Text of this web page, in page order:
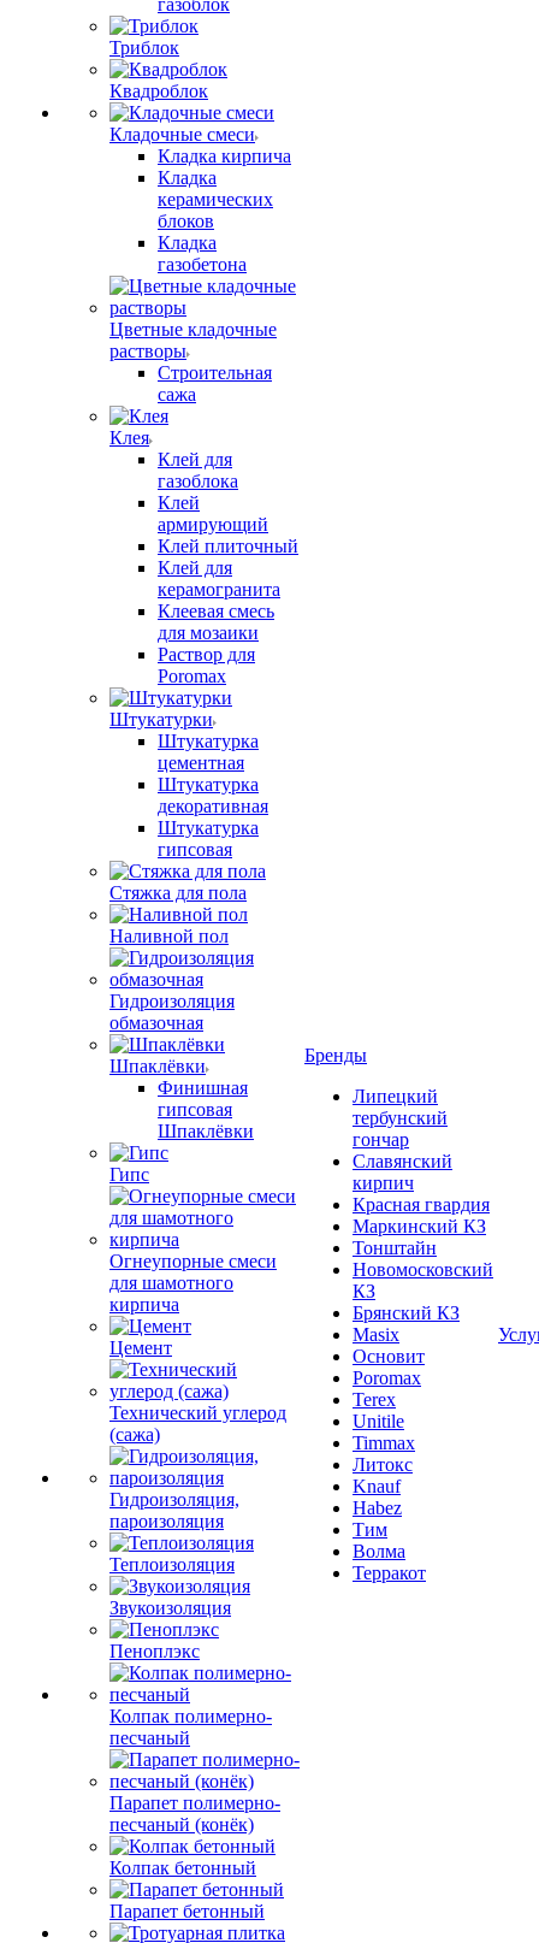
газоблок
Триблок
Квадроблок
Кладочные смеси
Кладка кирпича
Кладка
керамических
блоков
Кладка
газобетона
Цветные кладочные
растворы
Строительная
сажа
Клея
Клей для
газоблока
Клей
армирующий
Клей плиточный
Клей для
керамогранита
Клеевая смесь
для мозаики
Раствор для
Poromax
Штукатурки
Штукатурка
цементная
Штукатурка
декоративная
Штукатурка
гипсовая
Стяжка для пола
Наливной пол
Гидроизоляция
обмазочная
Шпаклёвки
Финишная
гипсовая
Шпаклёвки
Гипс
Огнеупорные смеси
для шамотного
кирпича
Цемент
Технический углерод
(сажа)
Гидроизоляция,
пароизоляция
Теплоизоляция
Звукоизоляция
Пеноплэкс
Колпак полимерно-
песчаный
Парапет полимерно-
песчаный (конёк)
Колпак бетонный
Парапет бетонный
Бренды
Липецкий
тербунский
гончар
Славянский
кирпич
Красная гвардия
Маркинский КЗ
Тонштайн
Новомосковский
КЗ
Брянский КЗ
Masix
Основит
Poromax
Terex
Unitile
Timmax
Литокс
Knauf
Habez
Тим
Волма
Терракот